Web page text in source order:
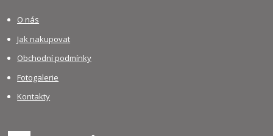
O nás
Jak nakupovat
Obchodní podmínky
Fotogalerie
Kontakty